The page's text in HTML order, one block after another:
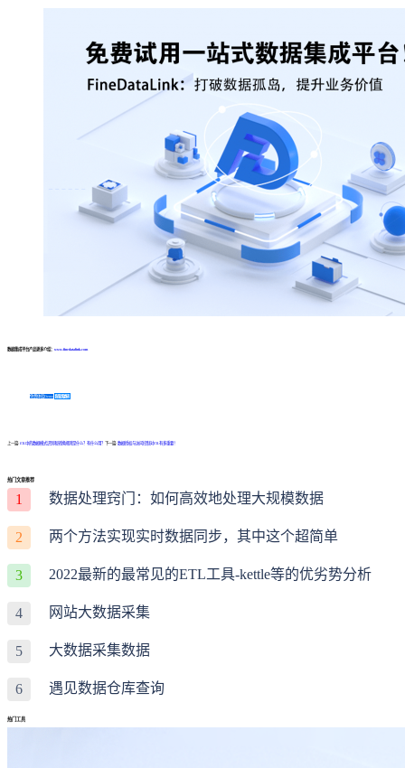
数据集成平台产品更多介绍： www.finedatalink.com
免费体验Demo 咨询方案
上一篇: ETL中的数据模式识别和转换规则是什么？有什么用？ 下一篇: 数据授权与访问控制对ETL有多重要！
热门文章推荐
1 数据处理窍门：如何高效地处理大规模数据
2 两个方法实现实时数据同步，其中这个超简单
3 2022最新的最常见的ETL工具-kettle等的优劣势分析
4 网站大数据采集
5 大数据采集数据
6 遇见数据仓库查询
热门工具